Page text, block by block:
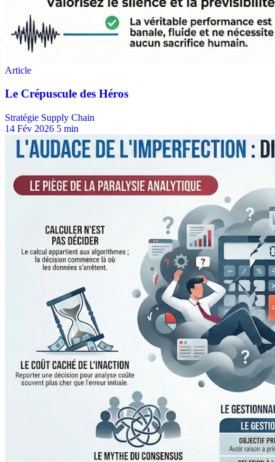
Stratégie Supply Chain
14 Fév 2026 5 min